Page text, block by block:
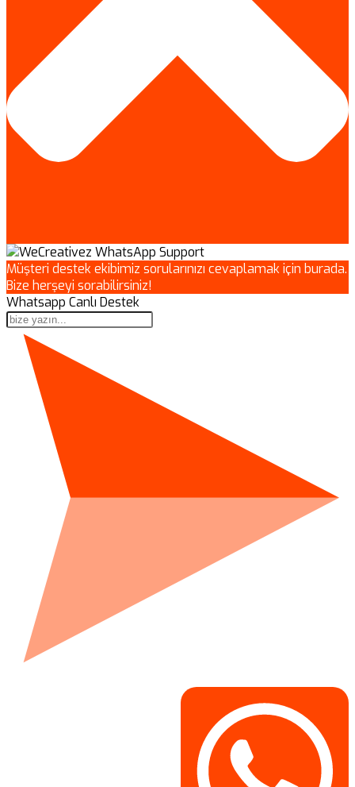
Müşteri destek ekibimiz sorularınızı cevaplamak için burada.
Bize herşeyi sorabilirsiniz!
Whatsapp Canlı Destek